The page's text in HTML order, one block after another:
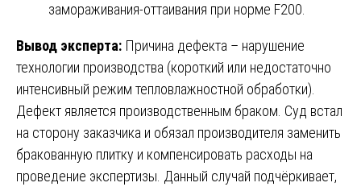
замораживания-оттаивания при норме F200.
Вывод эксперта: Причина дефекта – нарушение
технологии производства (короткий или недостаточно
интенсивный режим тепловлажностной обработки).
Дефект является производственным браком. Суд встал
на сторону заказчика и обязал производителя заменить
бракованную плитку и компенсировать расходы на
проведение экспертизы. Данный случай подчёркивает,